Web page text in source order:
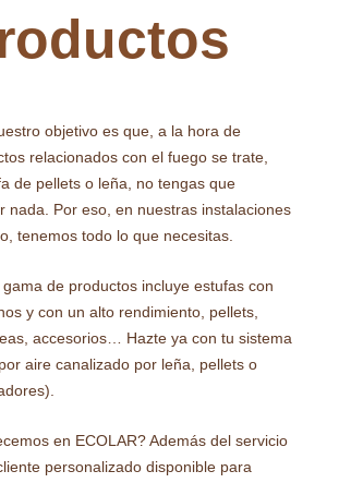
objetivo es que, a la hora de
relacionados con el fuego se trate,
de pellets o leña, no tengas que
nada. Por eso, en nuestras instalaciones
tenemos todo lo que necesitas.
de productos incluye estufas con
y con un alto rendimiento, pellets,
accesorios… Hazte ya con tu sistema
aire canalizado por leña, pellets o
en ECOLAR? Además del servicio
personalizado disponible para